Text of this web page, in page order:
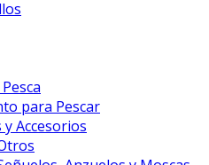
para Pescar
y Accesorios